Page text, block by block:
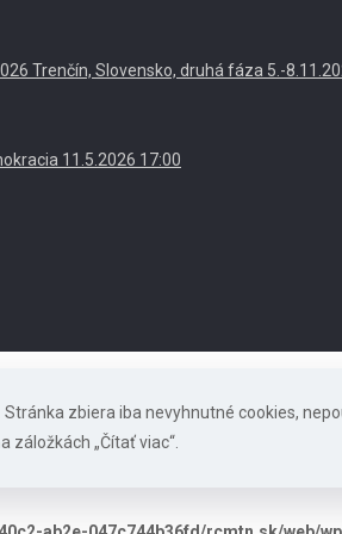
Trenčín, Slovensko, druhá fáza 5.-
11.5.2026 17:00
zbiera iba nevyhnutné cookies,
„Čítať viac“.